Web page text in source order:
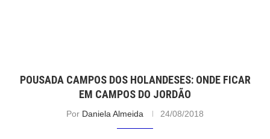
POUSADA CAMPOS DOS HOLANDESES: ONDE FICAR
EM CAMPOS DO JORDÃO
Por Daniela Almeida 24/08/2018